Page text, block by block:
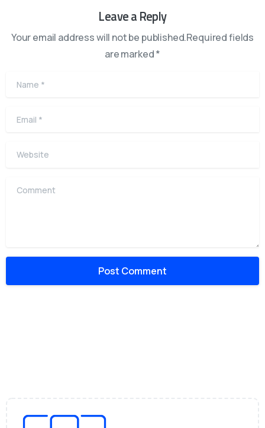
Leave a Reply
Your email address will not be published.Required fields
are marked *
Name
Email
Website
Comment